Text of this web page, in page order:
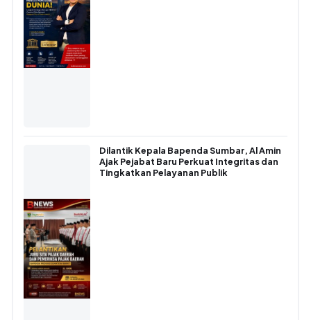
Dilantik Kepala Bapenda Sumbar, Al Amin
Ajak Pejabat Baru Perkuat Integritas dan
Tingkatkan Pelayanan Publik